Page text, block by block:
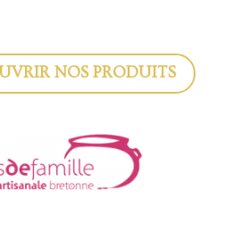
NOS PRODUITS